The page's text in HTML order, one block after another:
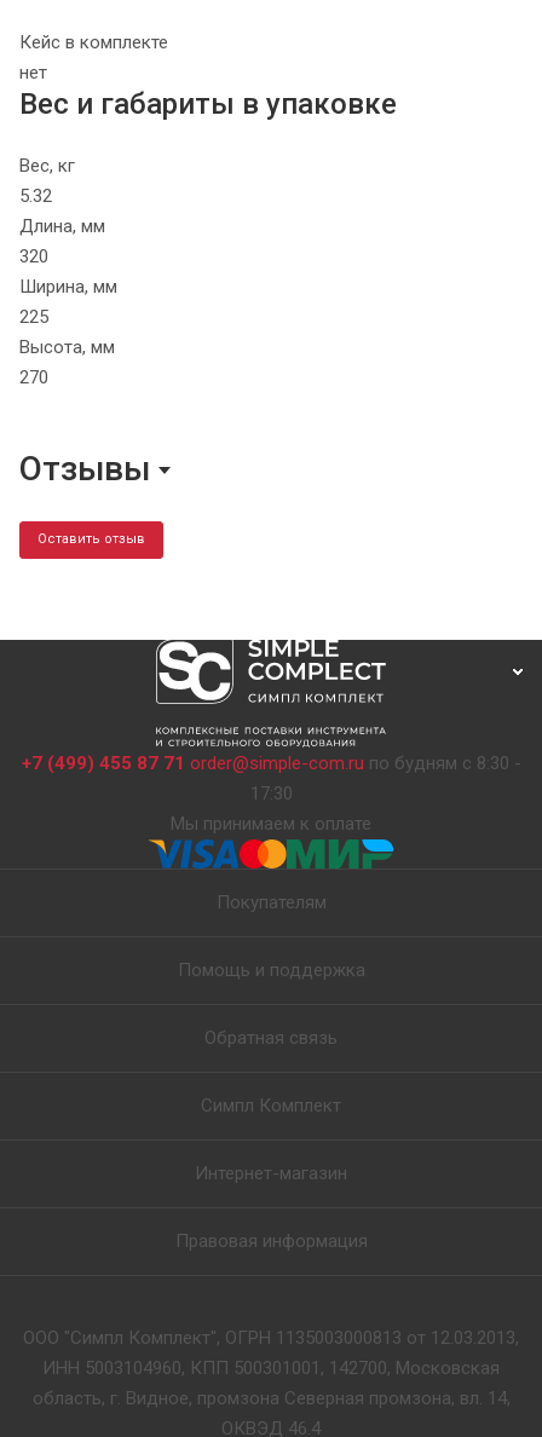
Кейс в комплекте
нет
Вес и габариты в упаковке
Вес, кг
5.32
Длина, мм
320
Ширина, мм
225
Высота, мм
270
Отзывы
Оставить отзыв
+7 (499) 455 87 71 order@simple-com.ru по будням с 8:30 -
17:30
Мы принимаем к оплате
Покупателям
Помощь и поддержка
Обратная связь
Симпл Комплект
Интернет-магазин
Правовая информация
ООО "Симпл Комплект", ОГРН 1135003000813 от 12.03.2013,
ИНН 5003104960, КПП 500301001, 142700, Московская
область, г. Видное, промзона Северная промзона, вл. 14,
ОКВЭД 46.4